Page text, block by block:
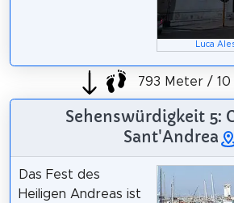
Luca
793 Meter / 10
Sehenswürdigkeit 5:
Sant'Andrea
Das Fest des
Heiligen Andreas ist